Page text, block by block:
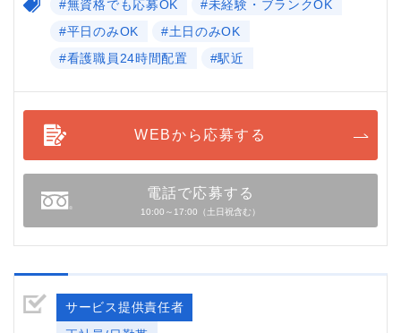
#無資格でも応募OK
#未経験・ブランクOK
#平日のみOK
#土日のみOK
#看護職員24時間配置
#駅近
WEBから応募する
電話で応募する
10:00～17:00（土日祝含む）
サービス提供責任者